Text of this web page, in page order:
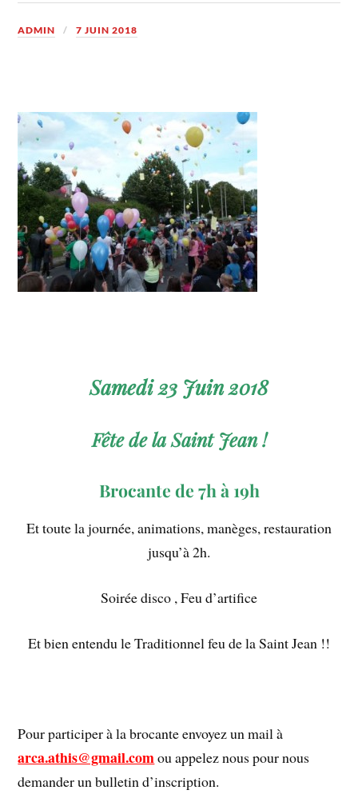
ADMIN 7 JUIN 2018
Samedi 23 Juin 2018
Fête de la Saint Jean !
Brocante de 7h à 19h
Et toute la journée, animations, manèges, restauration
jusqu’à 2h.
Soirée disco , Feu d’artifice
Et bien entendu le Traditionnel feu de la Saint Jean !!
Pour participer à la brocante envoyez un mail à
arca.athis@gmail.comou appelez nous pour nous
demander un bulletin d’inscription.